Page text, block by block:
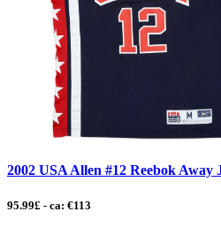
2002 USA Allen #12 Reebok Away
95.99£ - ca: €113